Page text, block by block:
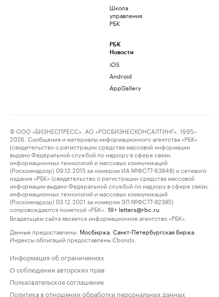
Школа
управления
РБК
РБК
Новости
iOS
Android
AppGallery
© ООО «БИЗНЕСПРЕСС», АО «РОСБИЗНЕСКОНСАЛТИНГ», 1995–
2026. Сообщения и материалы информационного агентства «РБК»
(свидетельство о регистрации средства массовой информации
выдано Федеральной службой по надзору в сфере связи,
информационных технологий и массовых коммуникаций
(Роскомнадзор) 09.12.2015 за номером ИА №ФС77-63848) и сетевого
издания «РБК» (свидетельство о регистрации средства массовой
информации выдано Федеральной службой по надзору в сфере связи,
информационных технологий и массовых коммуникаций
(Роскомнадзор) 03.12.2021 за номером ЭЛ №ФС77-82385)
сопровождаются пометкой «РБК».
18+ letters@rbc.ru
Владельцем сайта является информационное агентство «РБК».
Данные предоставлены: Мосбиржа Санкт-Петербургская биржа
Индексы облигаций предоставлены Cbonds.
Информация об ограничениях
О соблюдении авторских прав
Пользовательское соглашение
Политика в отношении обработки персональных данных